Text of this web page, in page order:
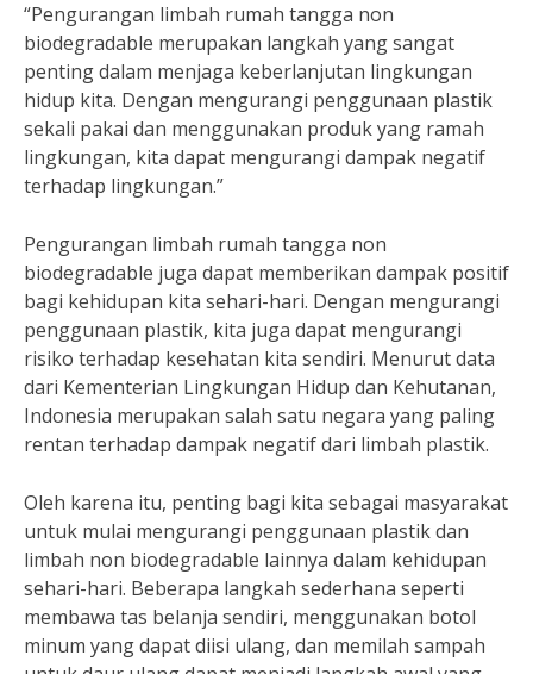
“Pengurangan limbah rumah tangga non
biodegradable merupakan langkah yang sangat
penting dalam menjaga keberlanjutan lingkungan
hidup kita. Dengan mengurangi penggunaan plastik
sekali pakai dan menggunakan produk yang ramah
lingkungan, kita dapat mengurangi dampak negatif
terhadap lingkungan.”
Pengurangan limbah rumah tangga non
biodegradable juga dapat memberikan dampak positif
bagi kehidupan kita sehari-hari. Dengan mengurangi
penggunaan plastik, kita juga dapat mengurangi
risiko terhadap kesehatan kita sendiri. Menurut data
dari Kementerian Lingkungan Hidup dan Kehutanan,
Indonesia merupakan salah satu negara yang paling
rentan terhadap dampak negatif dari limbah plastik.
Oleh karena itu, penting bagi kita sebagai masyarakat
untuk mulai mengurangi penggunaan plastik dan
limbah non biodegradable lainnya dalam kehidupan
sehari-hari. Beberapa langkah sederhana seperti
membawa tas belanja sendiri, menggunakan botol
minum yang dapat diisi ulang, dan memilah sampah